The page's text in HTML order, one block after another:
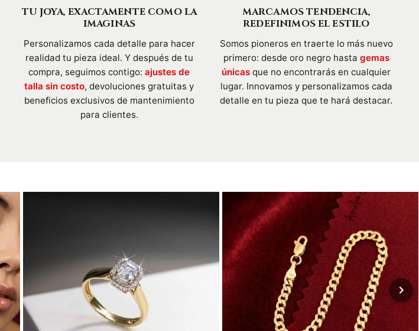
TU JOYA, EXACTAMENTE COMO LA
IMAGINAS
Personalizamos cada detalle para hacer
realidad tu pieza ideal. Y después de tu
compra, seguimos contigo:ajustes de
talla sin costo, devoluciones gratuitas y
beneficios exclusivos de mantenimiento
para clientes.
MARCAMOS TENDENCIA,
REDEFINIMOS EL ESTILO
Somos pioneros en traerte lo más nuevo
primero: desde oro negro hasta gemas
únicas que no encontrarás en cualquier
lugar. Innovamos y personalizamos cada
detalle en tu pieza que te hará destacar.